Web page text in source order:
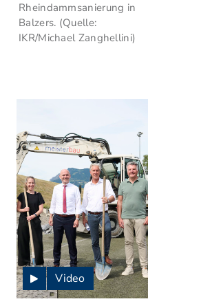
Rheindammsanierung in
Balzers. (Quelle:
IKR/Michael Zanghellini)
Video